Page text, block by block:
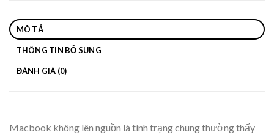
MÔ TẢ
THÔNG TIN BỔ SUNG
ĐÁNH GIÁ (0)
Macbook không lên nguồn là tình trạng chung thường thấy